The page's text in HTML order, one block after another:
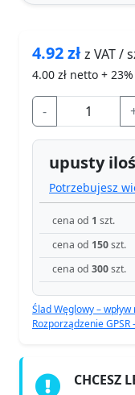
4.92złz VAT /
4.00 zł netto +
-
upusty
Potrzebujesz
cena od 1 szt.
cena od 150szt.
cena od 300szt.
Ślad Węglowy –
Rozporządzenie
CHCESZ